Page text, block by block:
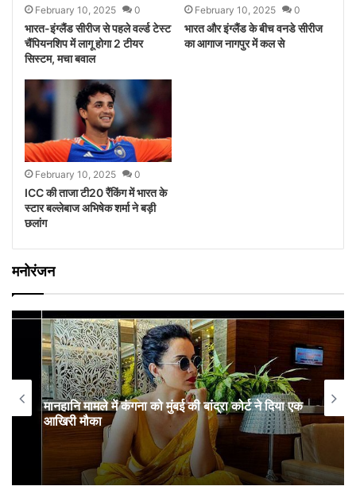
February 10, 2025 0
भारत-इंग्लैंड सीरीज से पहले वर्ल्ड टेस्ट
चैंपियनशिप में लागू होगा 2 टीयर
सिस्टम, मचा बवाल
February 10, 2025 0
भारत और इंग्लैंड के बीच वनडे सीरीज
का आगाज नागपुर में कल से
February 10, 2025 0
ICC की ताजा टी20 रैंकिंग में भारत के
स्टार बल्लेबाज अभिषेक शर्मा ने बड़ी
छलांग
मनोरंजन
मानहानि मामले में कंगना को मुंबई की बांद्रा कोर्ट ने दिया एक
आखिरी मौका